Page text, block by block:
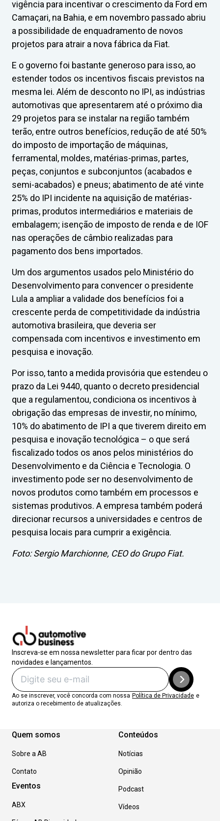
vigência para incentivar o crescimento da Ford em
Camaçari, na Bahia, e em novembro passado abriu
a possibilidade de enquadramento de novos
projetos para atrair a nova fábrica da Fiat.
E o governo foi bastante generoso para isso, ao
estender todos os incentivos fiscais previstos na
mesma lei. Além de desconto no IPI, as indústrias
automotivas que apresentarem até o próximo dia
29 projetos para se instalar na região também
terão, entre outros benefícios, redução de até 50%
do imposto de importação de máquinas,
ferramental, moldes, matérias-primas, partes,
peças, conjuntos e subconjuntos (acabados e
semi-acabados) e pneus; abatimento de até vinte
25% do IPI incidente na aquisição de matérias-
primas, produtos intermediários e materiais de
embalagem; isenção de imposto de renda e de IOF
nas operações de câmbio realizadas para
pagamento dos bens importados.
Um dos argumentos usados pelo Ministério do
Desenvolvimento para convencer o presidente
Lula a ampliar a validade dos benefícios foi a
crescente perda de competitividade da indústria
automotiva brasileira, que deveria ser
compensada com incentivos e investimento em
pesquisa e inovação.
Por isso, tanto a medida provisória que estendeu o
prazo da Lei 9440, quanto o decreto presidencial
que a regulamentou, condiciona os incentivos à
obrigação das empresas de investir, no mínimo,
10% do abatimento de IPI a que tiverem direito em
pesquisa e inovação tecnológica – o que será
fiscalizado todos os anos pelos ministérios do
Desenvolvimento e da Ciência e Tecnologia. O
investimento pode ser no desenvolvimento de
novos produtos como também em processos e
sistemas produtivos. A empresa também poderá
direcionar recursos a universidades e centros de
pesquisa locais para cumprir a exigência.
Foto: Sergio Marchionne, CEO do Grupo Fiat.
Inscreva-se em nossa newsletter para ficar por dentro das
novidades e lançamentos.
Ao se inscrever, você concorda com nossa Política de Privacidade e
autoriza o recebimento de atualizações.
Quem somos
Sobre a AB
Contato
Eventos
ABX
Conteúdos
Notícias
Opinião
Podcast
Vídeos